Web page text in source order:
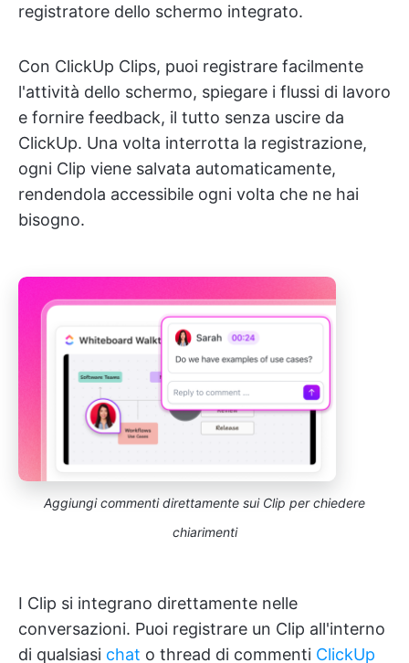
registratore dello schermo integrato.
Con ClickUp Clips, puoi registrare facilmente
l'attività dello schermo, spiegare i flussi di lavoro
e fornire feedback, il tutto senza uscire da
ClickUp. Una volta interrotta la registrazione,
ogni Clip viene salvata automaticamente,
rendendola accessibile ogni volta che ne hai
bisogno.
Aggiungi commenti direttamente sui Clip per chiedere
chiarimenti
I Clip si integrano direttamente nelle
conversazioni. Puoi registrare un Clip all'interno
di qualsiasi chat o thread di commenti ClickUp